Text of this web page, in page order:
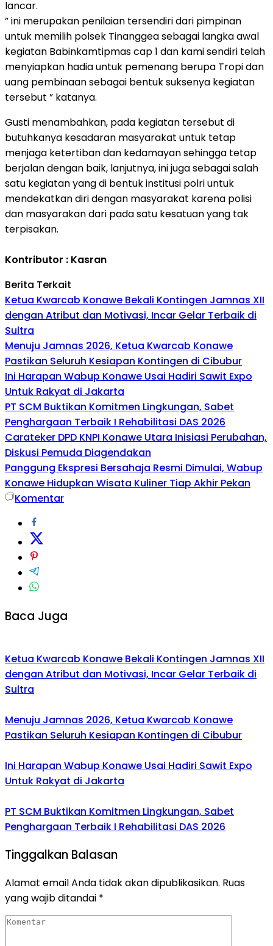
lancar.
” ini merupakan penilaian tersendiri dari pimpinan
untuk memilih polsek Tinanggea sebagai langka awal
kegiatan Babinkamtipmas cap 1 dan kami sendiri telah
menyiapkan hadia untuk pemenang berupa Tropi dan
uang pembinaan sebagai bentuk suksenya kegiatan
tersebut ” katanya.
Gusti menambahkan, pada kegiatan tersebut di
butuhkanya kesadaran masyarakat untuk tetap
menjaga ketertiban dan kedamayan sehingga tetap
berjalan dengan baik, lanjutnya, ini juga sebagai salah
satu kegiatan yang di bentuk institusi polri untuk
mendekatkan diri dengan masyarakat karena polisi
dan masyarakan dari pada satu kesatuan yang tak
terpisakan.
Kontributor : Kasran
Berita Terkait
Ketua Kwarcab Konawe Bekali Kontingen Jamnas XII
dengan Atribut dan Motivasi, Incar Gelar Terbaik di
Sultra
Menuju Jamnas 2026, Ketua Kwarcab Konawe
Pastikan Seluruh Kesiapan Kontingen di Cibubur
Ini Harapan Wabup Konawe Usai Hadiri Sawit Expo
Untuk Rakyat di Jakarta
PT SCM Buktikan Komitmen Lingkungan, Sabet
Penghargaan Terbaik I Rehabilitasi DAS 2026
Carateker DPD KNPI Konawe Utara Inisiasi Perubahan,
Diskusi Pemuda Diagendakan
Panggung Ekspresi Bersahaja Resmi Dimulai, Wabup
Konawe Hidupkan Wisata Kuliner Tiap Akhir Pekan
Komentar
Baca Juga
Ketua Kwarcab Konawe Bekali Kontingen Jamnas XII
dengan Atribut dan Motivasi, Incar Gelar Terbaik di
Sultra
Menuju Jamnas 2026, Ketua Kwarcab Konawe
Pastikan Seluruh Kesiapan Kontingen di Cibubur
Ini Harapan Wabup Konawe Usai Hadiri Sawit Expo
Untuk Rakyat di Jakarta
PT SCM Buktikan Komitmen Lingkungan, Sabet
Penghargaan Terbaik I Rehabilitasi DAS 2026
Tinggalkan Balasan
Alamat email Anda tidak akan dipublikasikan. Ruas
yang wajib ditandai *